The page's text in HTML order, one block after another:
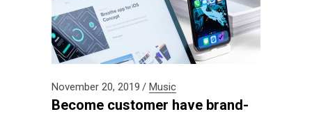
November 20, 2019 Music
Become customer have brand-